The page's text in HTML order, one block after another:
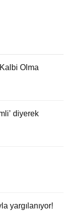
Olma
diyerek
yargılanıyor!